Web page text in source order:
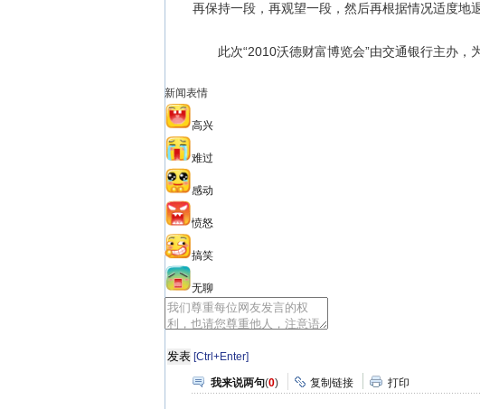
再保持一段，再观望一段，然后再根据情况适度地退
此次“2010沃德财富博览会”由交通银行主办，
新闻表情
高兴
难过
感动
愤怒
搞笑
无聊
[Ctrl+Enter]
我来说两句(0) 复制链接 打印